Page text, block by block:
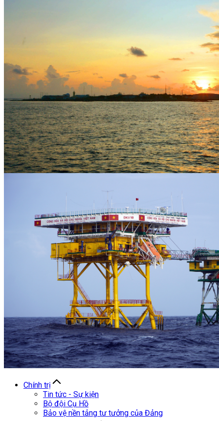
Chính trị
Tin tức - Sự kiện
Bộ đội Cụ Hồ
Bảo vệ nền tảng tư tưởng của Đảng